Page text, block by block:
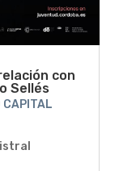
con
Sellés
CAPITAL